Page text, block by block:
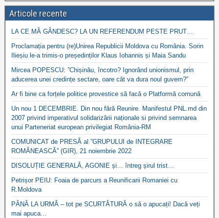
Articole recente
LA CE MĂ GÂNDESC? LA UN REFERENDUM PESTE PRUT…
Proclamația pentru (re)Unirea Republicii Moldova cu România. Sorin
Ilieșiu le-a trimis-o președinților Klaus Iohannis și Maia Sandu
Mircea POPESCU: ”Chișinău, încotro? Ignorând unionismul, prin
aducerea unei credințe sectare, oare cât va dura noul guvern?”
Ar fi bine ca forțele politice provestice să facă o Platformă comună
Un nou 1 DECEMBRIE. Din nou fără Reunire. Manifestul PNL.md din
2007 privind imperativul solidarizării naționale si privind semnarea
unui Parteneriat european privilegiat România-RM
COMUNICAT de PRESĂ al ”GRUPULUI de INTEGRARE
ROMÂNEASCĂ” (GIR), 21 noiembrie 2022
DISOLUȚIE GENERALĂ, AGONIE și… întreg șirul trist…
Petrișor PEIU: Foaia de parcurs a Reunificarii Romaniei cu
R.Moldova
PÂNĂ LA URMĂ – tot pe SCURTĂTURĂ o să o apucați! Dacă veți
mai apuca…